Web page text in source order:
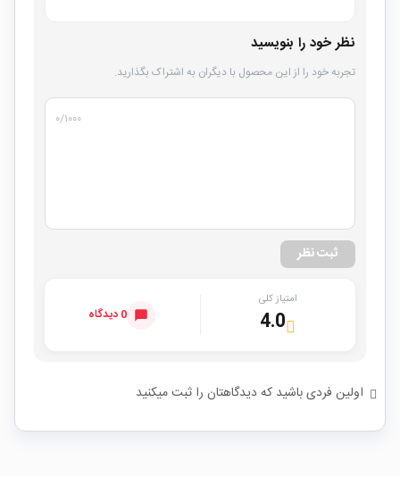
نظر خود را بنویسید
تجربه خود را از این محصول با دیگران به اشتراک بگذارید.
۰/۱۰۰۰
ثبت نظر
امتیاز کلی
4.0 0 دیدگاه
اولین فردی باشید که دیدگاهتان را ثبت میکنید